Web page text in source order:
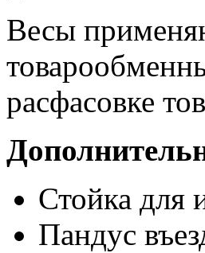
Весы
расфасовке
Стойка для
Пандус